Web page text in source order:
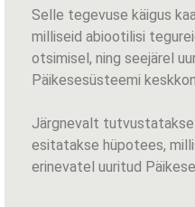
Selle tegevuse käigus
milliseid abiootilisi
otsimisel, ning seejärel
Päikesesüsteemi
Järgnevalt
esitatakse hüpotees,
erinevatel uuritud